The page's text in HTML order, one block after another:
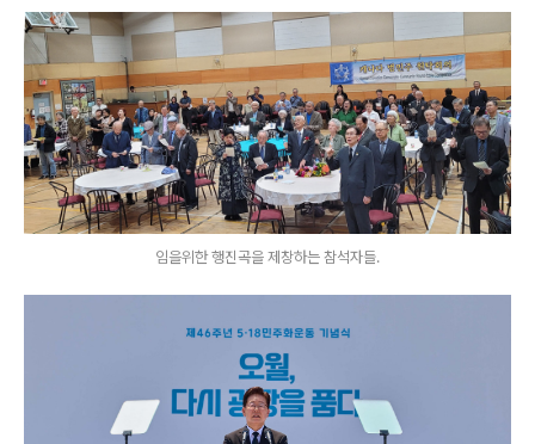
임을위한 행진곡을 제창하는 참석자들.